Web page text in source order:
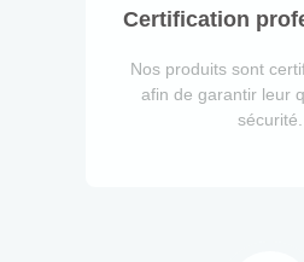
Certification
Nos produits sont
afin de garantir leur
sécurité.